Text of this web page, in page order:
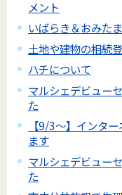
メント
いばらき＆おみた
土地や建物の相続
ハチについて
マルシェデビュー
た
【9/3～】インタ
ます
マルシェデビュー
た